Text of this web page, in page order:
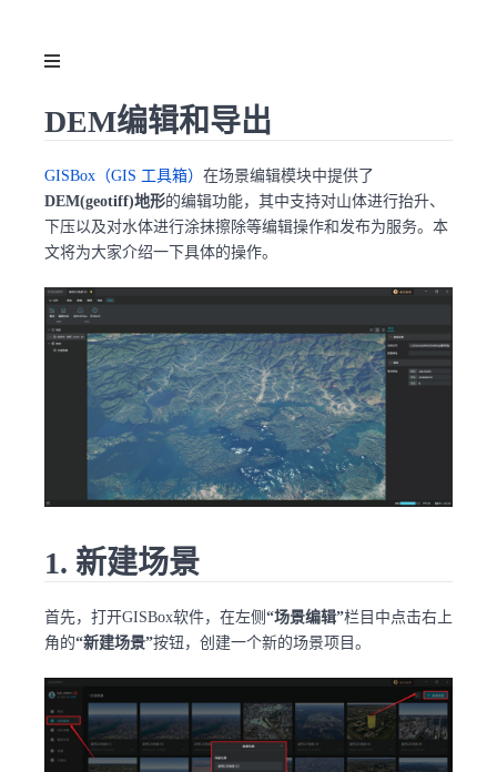
DEM编辑和导出
GISBox（GIS 工具箱） 在场景编辑模块中提供了
DEM(geotiff)地形的编辑功能，其中支持对山体进行抬升、
下压以及对水体进行涂抹擦除等编辑操作和发布为服务。本
文将为大家介绍一下具体的操作。
1. 新建场景
首先，打开GISBox软件，在左侧 “场景编辑”栏目中点击右上
角的“新建场景”按钮，创建一个新的场景项目。